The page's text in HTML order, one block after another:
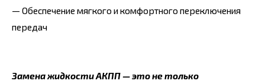
— Обеспечение мягкого и комфортного переключения
передач
Замена жидкости АКПП — это не только